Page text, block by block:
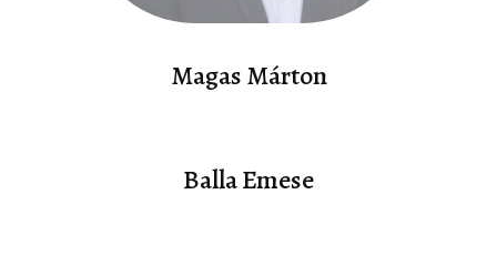
Magas Márton
Balla Emese